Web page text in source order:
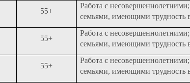
55+
Работа с
семьями, имеющими трудность
55+
Работа с
семьями, имеющими трудность
55+
Работа с
семьями, имеющими трудность